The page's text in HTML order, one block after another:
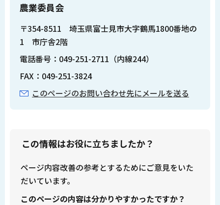
農業委員会
〒354-8511 埼玉県富士見市大字鶴馬1800番地の
1 市庁舎2階
電話番号：049-251-2711（内線244）
FAX：049-251-3824
このページのお問い合わせ先にメールを送る
この情報はお役に立ちましたか？
ページ内容改善の参考とするためにご意見をいた
だいています。
このページの内容は分かりやすかったですか？